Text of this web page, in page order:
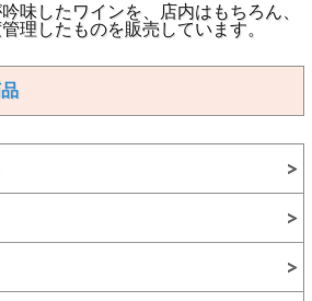
味したワインを、店内はもちろん、
理したものを販売しています。